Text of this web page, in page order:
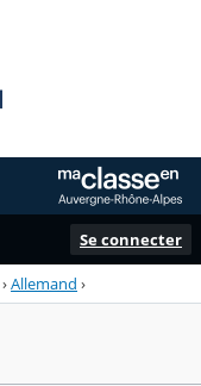
Se connecter
›Allemand ›